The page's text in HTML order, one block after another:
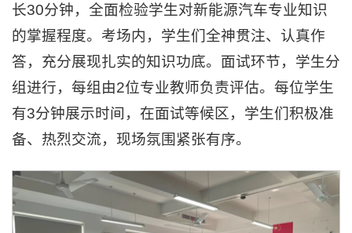
长30分钟，全面检验学生对新能源汽车专业知识
的掌握程度。考场内，学生们全神贯注、认真作
答，充分展现扎实的知识功底。面试环节，学生分
组进行，每组由2位专业教师负责评估。每位学生
有3分钟展示时间，在面试等候区，学生们积极准
备、热烈交流，现场氛围紧张有序。